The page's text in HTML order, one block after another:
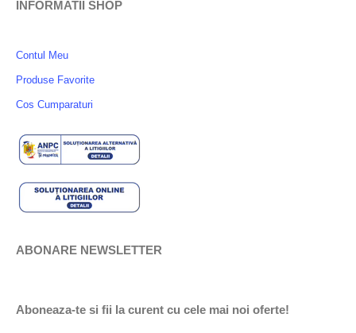
INFORMATII SHOP
Contul Meu
Produse Favorite
Cos Cumparaturi
ABONARE NEWSLETTER
Aboneaza-te si fii la curent cu cele mai noi oferte!